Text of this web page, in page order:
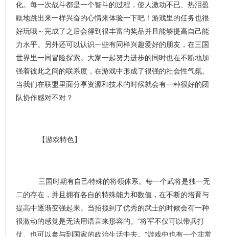
化。每一次战斗都是一个智斗的过程，使人激动不已、热泪盈
眶地跳出来一样兴奋的心情来体验一下吧！游戏里的任务也很
好玩哦～完成了之后会得到很丰富的奖品并且能够提高自己能
力水平。另外还可以认识一些有同样兴趣爱好的朋友，在三国
世界里一同冒险探索。大家一起努力进步的同时也在不断地加
强着彼此之间的联系度，在游戏中形成了很强的社会性气氛。
当我们在联盟里面分享资源和技术的时候就会有一种很好的团
队协作感对不对？
【游戏特色】
三国时期有自己特殊的将领体系。每一个武将是独一无
二的存在，并且拥有各自的特殊能力和数值，在不断的培育与
提高中逐渐变强起来。当招揽到了优秀的武士的时候会有一种
很激动的感觉是无法用语言来形容的。“将军不仅可以带兵打
仗、也可以参与到国家的政治生活中去。”游戏中也有一个非常